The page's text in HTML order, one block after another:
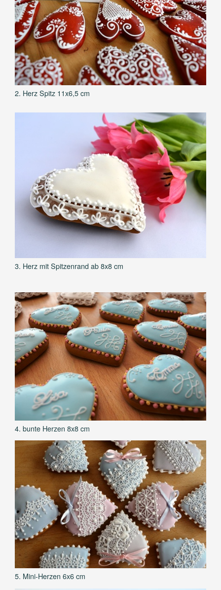
2. Herz Spitz 11x6,5 cm
3. Herz mit Spitzenrand ab 8x8 cm
4. bunte Herzen 8x8 cm
5. Mini-Herzen 6x6 cm